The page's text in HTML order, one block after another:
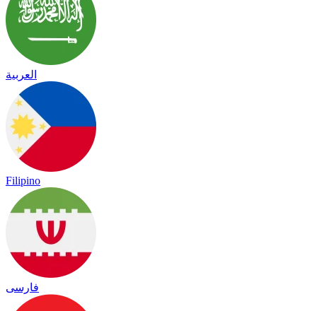
العربية
Filipino
فارسی